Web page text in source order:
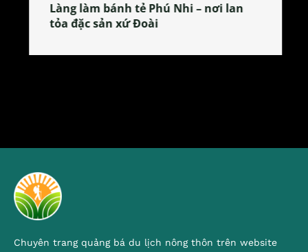
Làng làm bánh tẻ Phú Nhi – nơi lan
tỏa đặc sản xứ Đoài
Chuyên trang quảng bá du lịch nông thôn trên website